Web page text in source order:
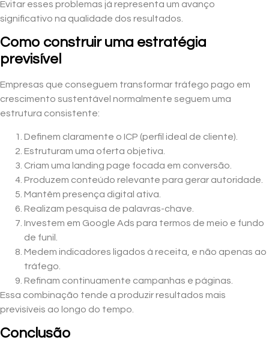
Evitar esses problemas já representa um avanço
significativo na qualidade dos resultados.
Como construir uma estratégia
previsível
Empresas que conseguem transformar tráfego pago em
crescimento sustentável normalmente seguem uma
estrutura consistente:
Definem claramente o ICP (perfil ideal de cliente).
Estruturam uma oferta objetiva.
Criam uma landing page focada em conversão.
Produzem conteúdo relevante para gerar autoridade.
Mantêm presença digital ativa.
Realizam pesquisa de palavras-chave.
Investem em Google Ads para termos de meio e fundo
de funil.
Medem indicadores ligados à receita, e não apenas ao
tráfego.
Refinam continuamente campanhas e páginas.
Essa combinação tende a produzir resultados mais
previsíveis ao longo do tempo.
Conclusão